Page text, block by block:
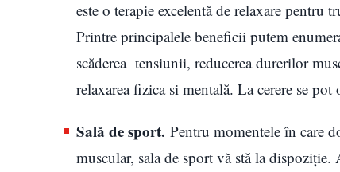
este o terapie excelentă de relaxare
Printre principalele beneficii putem
scăderea tensiunii, reducerea durerilor
relaxarea fizica si mentală. La cerere se pot
Sală de sport. Pentru momentele în care
muscular, sala de sport vă stă la dispoziție.